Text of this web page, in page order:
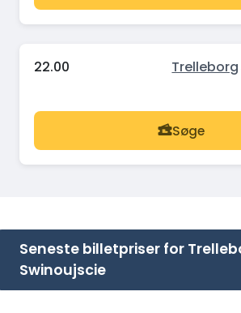
22.00 Trelleborg
Søge
Seneste billetpriser for
Swinoujscie